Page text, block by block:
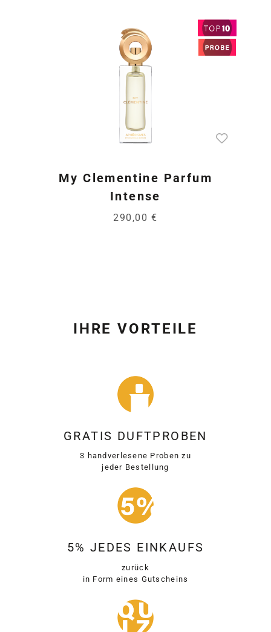
My Clementine Parfum
Intense
290,00 €
IHRE VORTEILE
GRATIS DUFTPROBEN
3 handverlesene Proben zu
jeder Bestellung
5% JEDES EINKAUFS
zurück
in Form eines Gutscheins